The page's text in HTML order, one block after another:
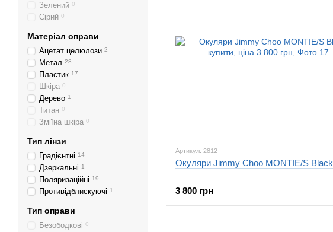
Артикул: 2812
Окуляри Jimmy Choo MONTIE/S Black
3 800 грн
Зелений 0
Сірий 0
Матеріал оправи
Ацетат целюлози 2
Метал 28
Пластик 17
Шкіра 0
Дерево 1
Титан 0
Зміїна шкіра 0
Тип лінзи
Градієнтні 14
Дзеркальні 1
Поляризаційні 19
Противідблискуючі 1
Тип оправи
Безободкові 0